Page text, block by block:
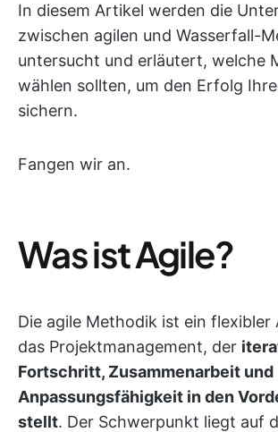
In diesem Artikel werden die
zwischen agilen und Wasserfall-
untersucht und erläutert, welche
wählen sollten, um den Erfolg
sichern.
Fangen wir an.
Was ist Agile?
Die agile Methodik ist ein flexibler
das Projektmanagement, der
Fortschritt, Zusammenarbeit und
Anpassungsfähigkeit in den
stellt. Der Schwerpunkt liegt auf